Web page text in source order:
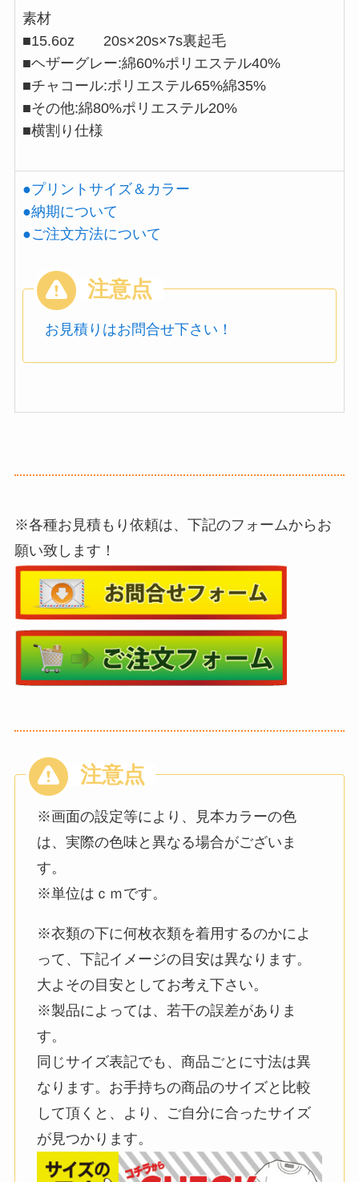
素材
■15.6oz 20s×20s×7s裏起毛
■ヘザーグレー:綿60%ポリエステル40%
■チャコール:ポリエステル65%綿35%
■その他:綿80%ポリエステル20%
■横割り仕様
●プリントサイズ＆カラー
●納期について
●ご注文方法について
お見積りはお問合せ下さい！
※各種お見積もり依頼は、下記のフォームからお
願い致します！
※画面の設定等により、見本カラーの色
は、実際の色味と異なる場合がございま
す。
※単位はｃｍです。
※衣類の下に何枚衣類を着用するのかによ
って、下記イメージの目安は異なります。
大よその目安としてお考え下さい。
※製品によっては、若干の誤差がありま
す。
同じサイズ表記でも、商品ごとに寸法は異
なります。お手持ちの商品のサイズと比較
して頂くと、より、ご自分に合ったサイズ
が見つかります。